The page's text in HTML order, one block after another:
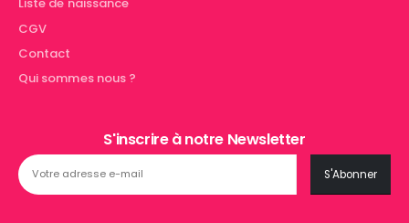
CGV
Contact
Qui sommes nous ?
S'inscrire à notre Newsletter